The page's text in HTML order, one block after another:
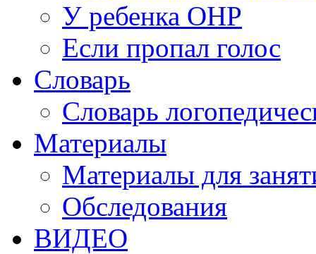
У ребенка ОНР
Если пропал голос
Словарь
Словарь
Материалы
Материалы для
Обследования
ВИДЕО